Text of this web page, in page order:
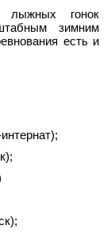
гонок
зимним
есть и